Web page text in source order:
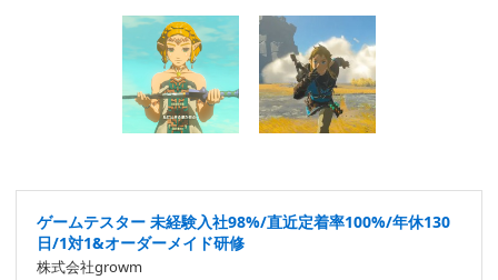
ゲームテスター 未経験入社98%/直近定着率100%/年休130
日/1対1&オーダーメイド研修
株式会社growm